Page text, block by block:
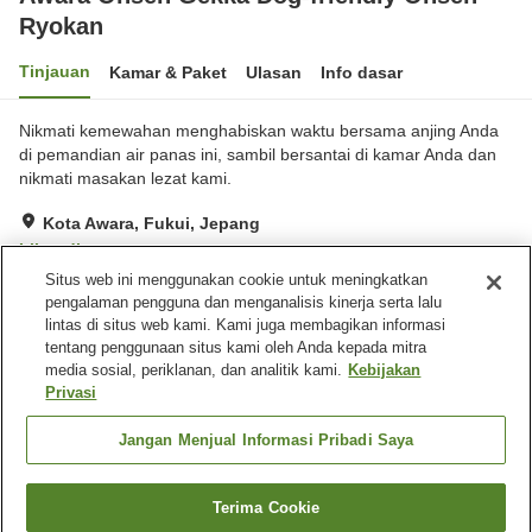
Ryokan
Tinjauan Kamar & Paket Ulasan Info dasar
Nikmati kemewahan menghabiskan waktu bersama anjing Anda
di pemandian air panas ini, sambil bersantai di kamar Anda dan
nikmati masakan lezat kami.
Kota Awara, Fukui, Jepang
Lihat di peta
Hebat Ulasan:145
Fasilitas properti
Tempat parkir
Ramah hewan peliharaan di
dalam gedung
Mesin penjual otomatis
Cari kamar
Situs web ini menggunakan cookie untuk meningkatkan
pengalaman pengguna dan menganalisis kinerja serta lalu
lintas di situs web kami. Kami juga membagikan informasi
tentang penggunaan situs kami oleh Anda kepada mitra
media sosial, periklanan, dan analitik kami. Kebijakan
Privasi
Jangan Menjual Informasi Pribadi Saya
Terima Cookie